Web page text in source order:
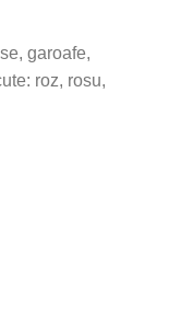
garoafe,
roz, rosu,